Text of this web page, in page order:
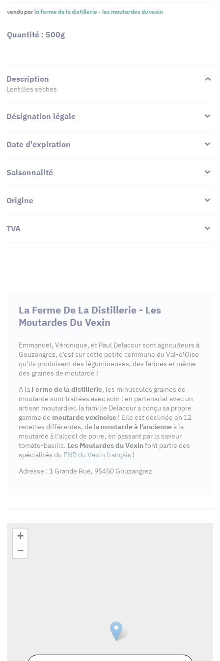
vendu parla ferme de la distillerie - les moutardes du vexin
Quantité : 500g
Description
Lentilles sèches
Désignation légale
Date d'expiration
Saisonnalité
Origine
TVA
La Ferme De La Distillerie - Les
Moutardes Du Vexin
Emmanuel, Véronique, et Paul Delacour sont agriculteurs à
Gouzangrez, c’est sur cette petite commune du Val-d’Oise
qu’ils produisent des légumineuses, des farines et même
des graines de moutarde !
A la Ferme de la distillerie, les minuscules graines de
moutarde sont traitées avec soin : en partenariat avec un
artisan moutardier, la famille Delacour a conçu sa propre
gamme de moutarde vexinoise ! Elle est déclinée en 12
recettes différentes, de la moutarde à l’ancienneà la
moutarde à l’alcool de poire, en passant par la saveur
tomate-basilic. Les Moutardes du Vexinfont partie des
spécialités du PNR du Vexin français !
Adresse : 1 Grande Rue, 95450 Gouzangrez
+
−